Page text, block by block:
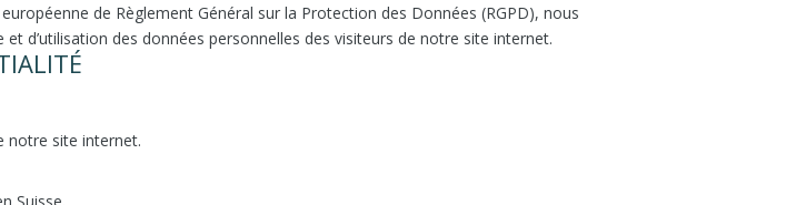
de Règlement Général sur la Protection des Données (RGPD), nous
d’utilisation des données personnelles des visiteurs de notre site internet.
notre site internet.
Suisse.